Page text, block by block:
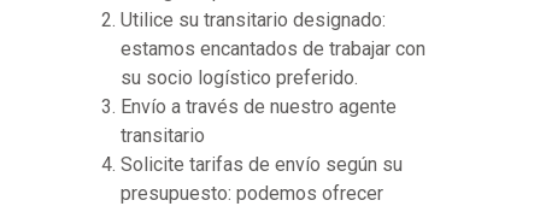
Utilice su transitario designado:
estamos encantados de trabajar con
su socio logístico preferido.
Envío a través de nuestro agente
transitario
Solicite tarifas de envío según su
presupuesto: podemos ofrecer